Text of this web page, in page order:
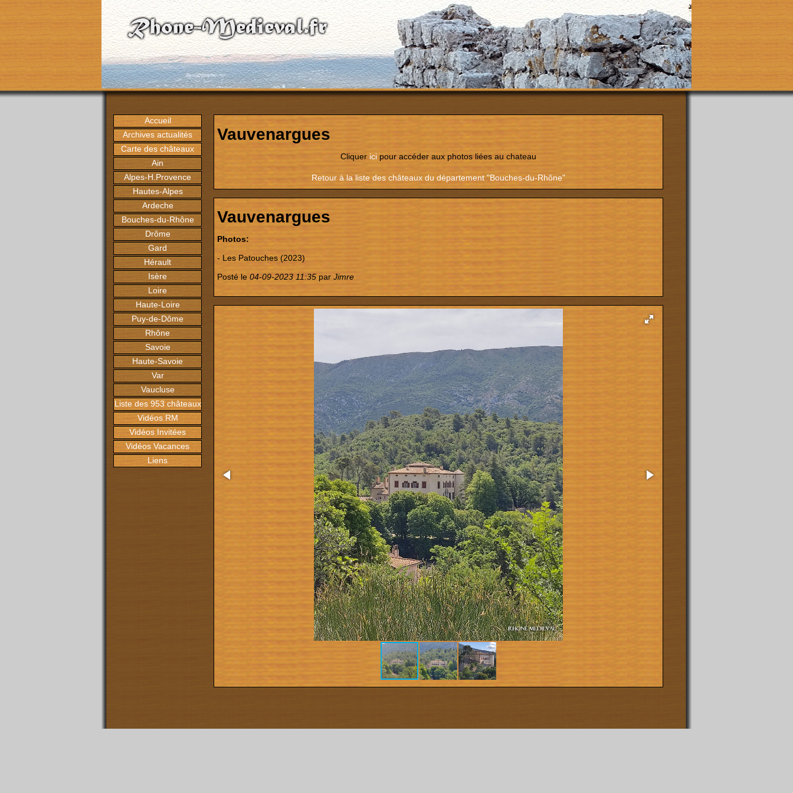
Accueil
Archives actualités
Carte des châteaux
Ain
Alpes-H.Provence
Hautes-Alpes
Ardeche
Bouches-du-Rhône
Drôme
Gard
Hérault
Isère
Loire
Haute-Loire
Puy-de-Dôme
Rhône
Savoie
Haute-Savoie
Var
Vaucluse
Liste des 953 châteaux
Vidéos RM
Vidéos Invitées
Vidéos Vacances
Liens
Vauvenargues
Cliquer ici pour accéder aux photos liées au chateau
Retour à la liste des châteaux du département "Bouches-du-Rhône"
Vauvenargues
Photos:
- Les Patouches (2023)
Posté le 04-09-2023 11:35 par Jimre